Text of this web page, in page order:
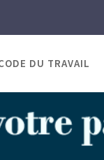
DU TRAVAIL